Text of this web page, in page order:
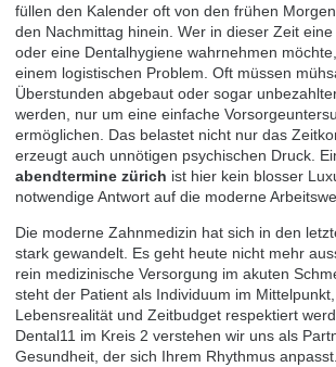
füllen den Kalender oft von den frühen
den Nachmittag hinein. Wer in dieser Zeit
oder eine Dentalhygiene wahrnehmen
einem logistischen Problem. Oft müssen
Überstunden abgebaut oder sogar
werden, nur um eine einfache
ermöglichen. Das belastet nicht nur das
erzeugt auch unnötigen psychischen Druck.
abendtermine zürich ist hier kein blosser
notwendige Antwort auf die moderne
Die moderne Zahnmedizin hat sich in den
stark gewandelt. Es geht heute nicht mehr
rein medizinische Versorgung im akuten
steht der Patient als Individuum im
Lebensrealität und Zeitbudget respektiert
Dental11 im Kreis 2 verstehen wir uns als
Gesundheit, der sich Ihrem Rhythmus